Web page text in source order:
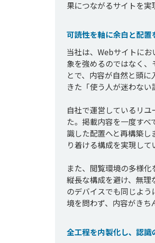
可読性を軸に余白と配
当社は、Webサイトに
象を強めるのではなく
とで、内容が自然と頭
きた「使う人が迷わない
自社で運営しているリ
た。掲載内容を一度す
識した配置へと再構築
り着ける構成を実現して
また、閲覧環境の多様
縦長な構成を避け、無
のデバイスでも同じよ
全工程を内製化し、認